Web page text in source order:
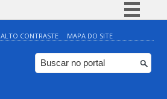
Simplifique!
Comunica BR
Participe
ALTO CONTRASTE MAPA DO SITE